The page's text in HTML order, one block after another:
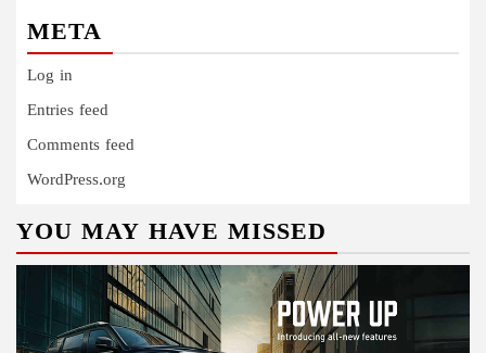
META
Log in
Entries feed
Comments feed
WordPress.org
YOU MAY HAVE MISSED